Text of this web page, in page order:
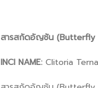
สารสกัดอัญชัน (Butterfly
INCI NAME: Clitoria